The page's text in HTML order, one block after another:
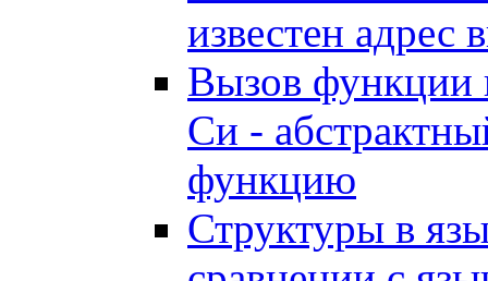
известен адрес
Вызов функции
Си -
функцию
Структуры в